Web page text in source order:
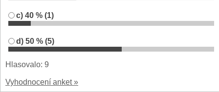
c) 40 % (1)
d) 50 % (5)
Hlasovalo: 9
Vyhodnocení anket »